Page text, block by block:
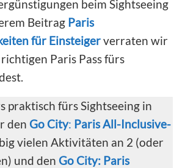
beim Sightseeing
Beitrag Paris
für Einsteigerverraten wir
Paris Pass fürs
praktisch fürs Sightseeing in
den Go City: Paris All-Inclusive-
vielen Aktivitäten an 2 (oder
und den Go City: Paris